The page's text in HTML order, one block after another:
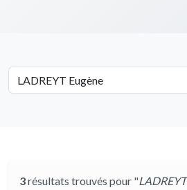
3résultats trouvés pour "LADREYT